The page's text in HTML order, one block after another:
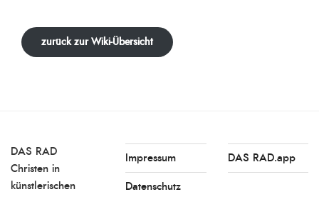
zurück zur Wiki-Übersicht
DAS RAD
Christen in
künstlerischen
Impressum
Datenschutz
DAS RAD.app